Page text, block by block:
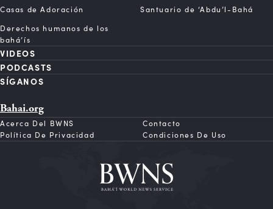
Casas de Adoración
Santuario de ‘Abdu’l-Bahá
Derechos humanos de los
bahá’ís
VIDEOS
PODCASTS
SÍGANOS
Bahai.org
Acerca Del BWNS
Contacto
Política De Privacidad
Condiciones De Uso